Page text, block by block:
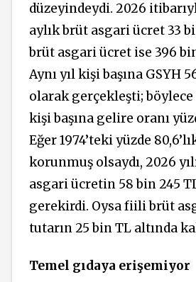
düzeyindeydi. 2026
aylık brüt asgari ücret 33
brüt asgari ücret ise 396
Aynı yıl kişi başına GSYH
olarak gerçekleşti;
kişi başına gelire oranı
Eğer 1974’teki yüzde
korunmuş olsaydı, 2026
asgari ücretin 58 bin 245
gerekirdi. Oysa fiili brüt
tutarın 25 bin TL altında
Temel gıdaya erişemiyor